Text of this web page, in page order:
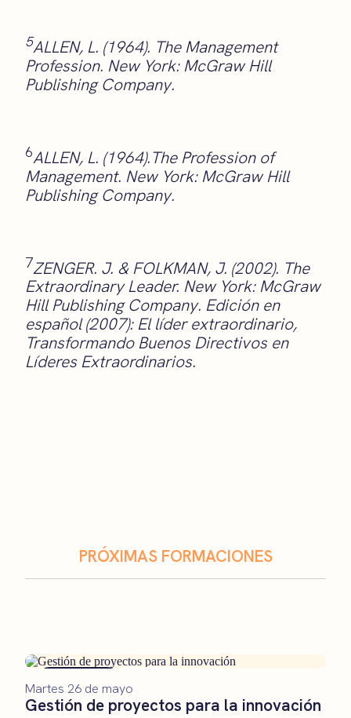
5ALLEN, L. (1964). The Management
Profession. New York: McGraw Hill
Publishing Company.
6ALLEN, L. (1964).The Profession of
Management. New York: McGraw Hill
Publishing Company.
7ZENGER. J. & FOLKMAN, J. (2002). The
Extraordinary Leader. New York: McGraw
Hill Publishing Company. Edición en
español (2007): El líder extraordinario,
Transformando Buenos Directivos en
Líderes Extraordinarios.
PRÓXIMAS FORMACIONES
Gestión de proyectos para la innovación
Martes 26 de mayo